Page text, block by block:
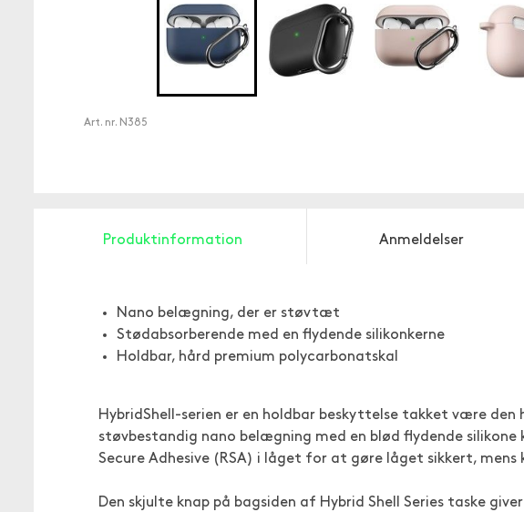
Art. nr. N385
Produktinformation Anmeldelser
Nano belægning, der er støvtæt
Stødabsorberende med en flydende silikonkerne
Holdbar, hård premium polycarbonatskal
HybridShell-serien er en holdbar beskyttelse takket være
støvbestandig nano belægning med en blød flydende
Secure Adhesive (RSA) i låget for at gøre låget sikkert,
Den skjulte knap på bagsiden af Hybrid Shell Series taske